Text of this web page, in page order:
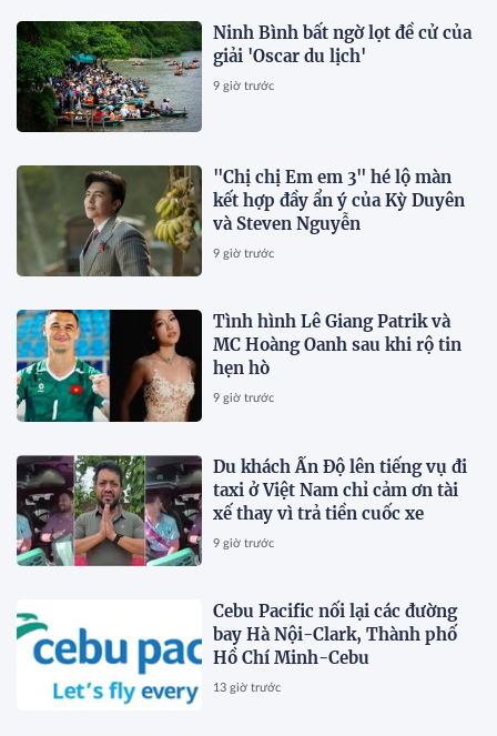
Ninh Bình bất ngờ lọt đề cử của
giải 'Oscar du lịch'
9 giờ trước
"Chị chị Em em 3" hé lộ màn
kết hợp đầy ẩn ý của Kỳ Duyên
và Steven Nguyễn
9 giờ trước
Tình hình Lê Giang Patrik và
MC Hoàng Oanh sau khi rộ tin
hẹn hò
9 giờ trước
Du khách Ấn Độ lên tiếng vụ đi
taxi ở Việt Nam chỉ cảm ơn tài
xế thay vì trả tiền cuốc xe
9 giờ trước
Cebu Pacific nối lại các đường
bay Hà Nội-Clark, Thành phố
Hồ Chí Minh-Cebu
13 giờ trước